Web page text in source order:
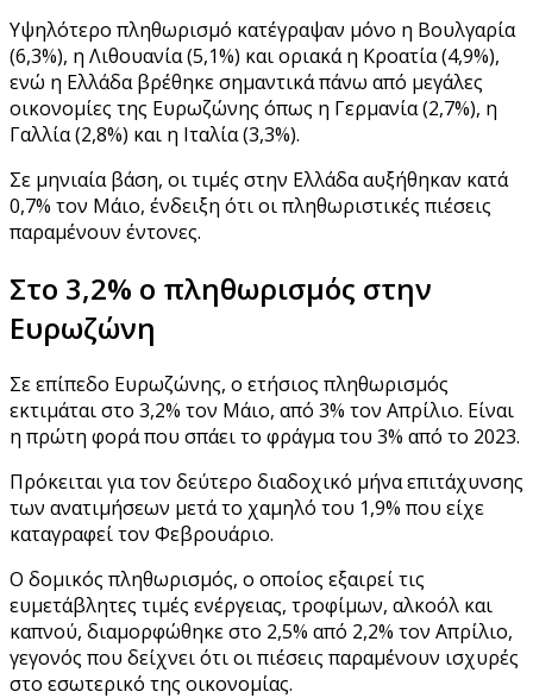
Υψηλότερο πληθωρισμό κατέγραψαν μόνο η Βουλγαρία
(6,3%), η Λιθουανία (5,1%) και οριακά η Κροατία (4,9%),
ενώ η Ελλάδα βρέθηκε σημαντικά πάνω από μεγάλες
οικονομίες της Ευρωζώνης όπως η Γερμανία (2,7%), η
Γαλλία (2,8%) και η Ιταλία (3,3%).
Σε μηνιαία βάση, οι τιμές στην Ελλάδα αυξήθηκαν κατά
0,7% τον Μάιο, ένδειξη ότι οι πληθωριστικές πιέσεις
παραμένουν έντονες.
Στο 3,2% ο πληθωρισμός στην
Ευρωζώνη
Σε επίπεδο Ευρωζώνης, ο ετήσιος πληθωρισμός
εκτιμάται στο 3,2% τον Μάιο, από 3% τον Απρίλιο. Είναι
η πρώτη φορά που σπάει το φράγμα του 3% από το 2023.
Πρόκειται για τον δεύτερο διαδοχικό μήνα επιτάχυνσης
των ανατιμήσεων μετά το χαμηλό του 1,9% που είχε
καταγραφεί τον Φεβρουάριο.
Ο δομικός πληθωρισμός, ο οποίος εξαιρεί τις
ευμετάβλητες τιμές ενέργειας, τροφίμων, αλκοόλ και
καπνού, διαμορφώθηκε στο 2,5% από 2,2% τον Απρίλιο,
γεγονός που δείχνει ότι οι πιέσεις παραμένουν ισχυρές
στο εσωτερικό της οικονομίας.